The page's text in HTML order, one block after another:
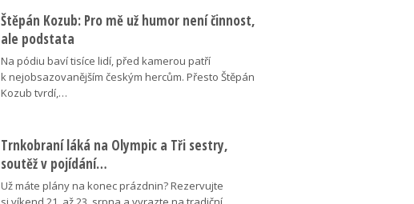
Štěpán Kozub: Pro mě už humor není činnost,
ale podstata
Na pódiu baví tisíce lidí, před kamerou patří
k nejobsazovanějším českým hercům. Přesto Štěpán
Kozub tvrdí,…
Trnkobraní láká na Olympic a Tři sestry,
soutěž v pojídání…
Už máte plány na konec prázdnin? Rezervujte